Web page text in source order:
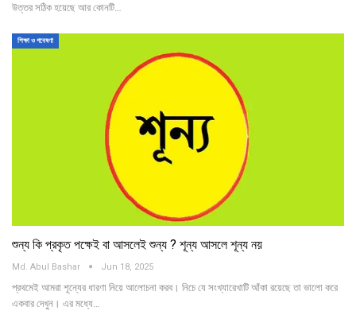
উত্তর সঠিক হয়েছে আর কোনটি…
শিক্ষা ও গবেষণা
শুন্য কি প্রকৃত পক্ষেই বা আসলেই শুন্য ? শূন্য আসলে শূন্য নয়
Md. Abul Bashar Jun 18, 2025
প্রথমেই আমরা শূন্যের ধারণা নিয়ে আলোচনা করব। নিচে যে সংখ্যারেখাটি আঁকা রয়েছে তা ভালো করে
একবার দেখুন। এর মধ্যে…